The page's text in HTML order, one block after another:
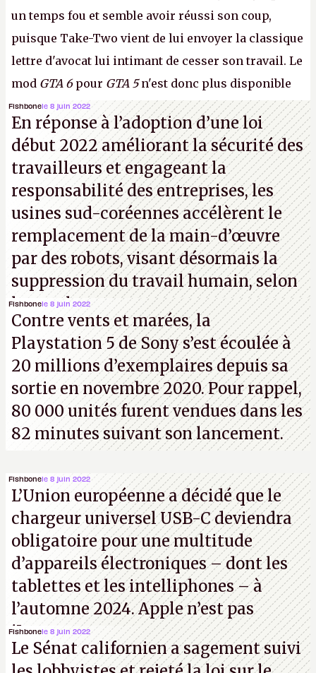
un temps fou et semble avoir réussi son coup,
puisque Take-Two vient de lui envoyer la classique
lettre d'avocat lui intimant de cesser son travail. Le
mod GTA 6pour GTA 5n'est donc plus disponible
au téléchargement. Vous pouvez encore en voir
quelques bribes surcette vidéo YouTube.A.
Fishbonele 8 juin 2022
En réponse à l’adoption d’une loi
début 2022 améliorant la sécurité des
travailleurs et engageant la
responsabilité des entreprises, les
usines sud-coréennes accélèrent le
remplacement de la main-d’œuvre
par des robots, visant désormais la
suppression du travail humain, selon
les analystes.
Fishbonele 8 juin 2022
Contre vents et marées, la
Playstation 5 de Sony s’est écoulée à
20 millions d’exemplaires depuis sa
sortie en novembre 2020. Pour rappel,
80 000 unités furent vendues dans les
82 minutes suivant son lancement.
Fishbonele 8 juin 2022
L’Union européenne a décidé que le
chargeur universel USB-C deviendra
obligatoire pour une multitude
d’appareils électroniques – dont les
tablettes et les intelliphones – à
l’automne 2024. Apple n’est pas
iJouasse.
Fishbonele 8 juin 2022
Le Sénat californien a sagement suivi